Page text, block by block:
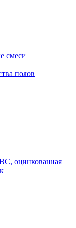
смеси
полов
оцинкованная